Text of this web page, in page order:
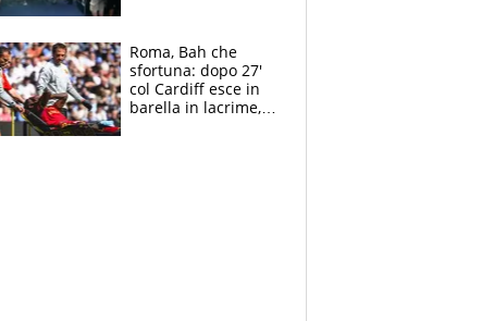
Roma, Bah che
sfortuna: dopo 27'
col Cardiff esce in
barella in lacrime,